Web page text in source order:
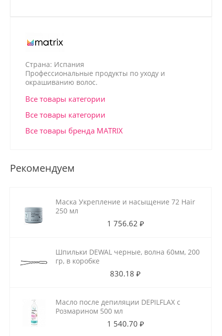
Страна: Испания
Профессиональные продукты по уходу и
окрашиванию волос.
Все товары категории
Все товары категории
Все товары бренда MATRIX
Рекомендуем
Маска Укрепление и насыщение 72 Hair
250 мл
1 756.62 ₽
Шпильки DEWAL черные, волна 60мм, 200
гр, в коробке
830.18 ₽
Масло после депиляции DEPILFLAX с
Розмарином 500 мл
1 540.70 ₽